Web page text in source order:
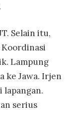
Selain itu,
Koordinasi
Lampung
ke Jawa. Irjen
lapangan.
serius